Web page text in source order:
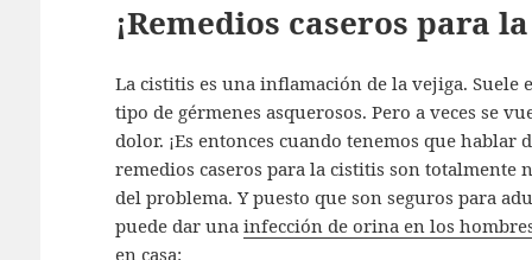
¡Remedios caseros para
La cistitis es una inflamación de la vejiga.
tipo de gérmenes asquerosos. Pero a veces se
dolor. ¡Es entonces cuando tenemos que hablar
remedios caseros para la cistitis son totalmente
del problema. Y puesto que son seguros para
puede dar una infección de orina en los
en casa: